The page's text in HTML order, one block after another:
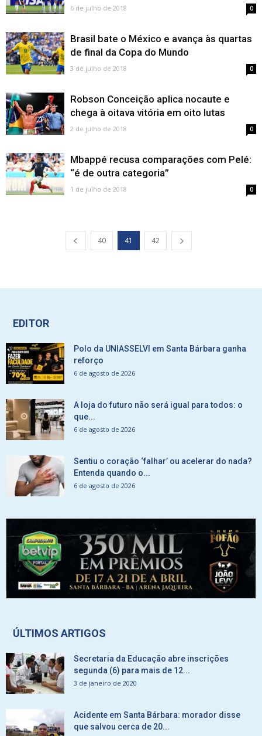
6 de julho de 2018 0
Brasil bate o México e avança às quartas
de final da Copa do Mundo
3 de julho de 2018 0
Robson Conceição aplica nocaute e
chega à oitava vitória em oito lutas
2 de julho de 2018 0
Mbappé recusa comparações com Pelé:
“é de outra categoria”
1 de julho de 2018 0
40 41 42
EDITOR
Polo da UNIASSELVI em Santa Bárbara ganha
reforço
6 de agosto de 2026
A loja do futuro não será igual para todos: o
que...
6 de agosto de 2026
Sentiu o coração ‘falhar’ ou acelerar do nada?
Entenda quando o...
6 de agosto de 2026
ÚLTIMOS ARTIGOS
Secretaria da Educação abre inscrições
segunda (6) para mais de 12...
3 de janeiro de 2020
Acidente em Santa Bárbara: morador disse
que salvou cerca de 20...